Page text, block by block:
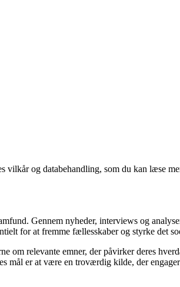
vilkår og databehandling, som du kan læse
Gennem nyheder, interviews og
for at fremme fællesskaber og styrke det
om relevante emner, der påvirker deres
er at være en troværdig kilde, der